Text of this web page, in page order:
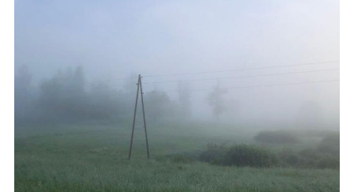
ThreadsFacebookYoutube
X Instagram
Flick TikTok